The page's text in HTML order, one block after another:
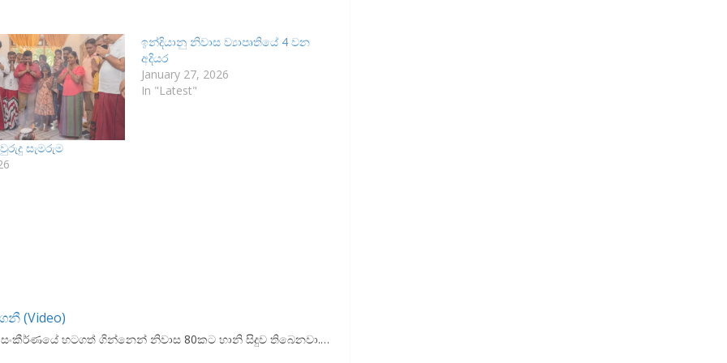
සැමරුම
ඉන්දියානු නිවාස ව්‍යාපෘතියේ 4 වන
අදියර
January 27, 2026
In "Latest"
(Video)
හටගත් ගින්නෙන් නිවාස 80කට හානි සිදුව තිබෙනවා.…